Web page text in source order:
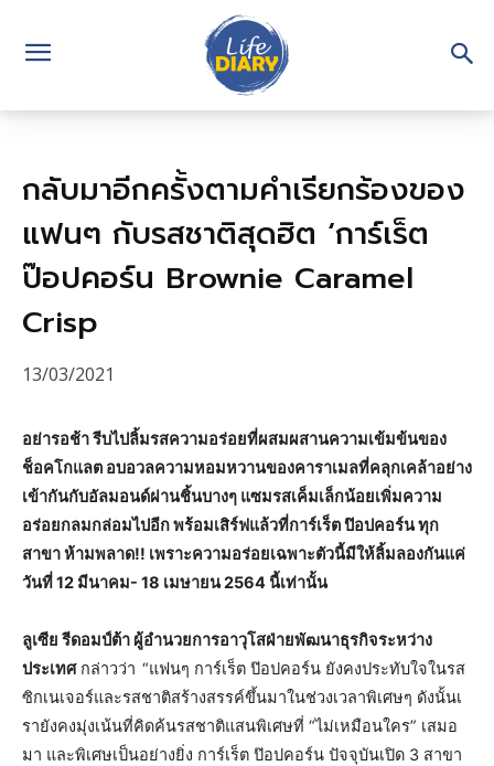
กลับมาอีกครั้งตามคำเรียกร้องของ
แฟนๆ กับรสชาติสุดฮิต ‘การ์เร็ต
ป๊อปคอร์น Brownie Caramel
Crisp
13/03/2021
อย่ารอช้า รีบไปลิ้มรสความอร่อยที่ผสมผสานความเข้มข้นของ
ช็อคโกแลต อบอวลความหอมหวานของคาราเมลที่คลุกเคล้าอย่าง
เข้ากันกับอัลมอนด์ฝานชิ้นบางๆ แซมรสเค็มเล็กน้อยเพิ่มความ
อร่อยกลมกล่อมไปอีก พร้อมเสิร์ฟแล้วที่การ์เร็ต ป๊อปคอร์น ทุก
สาขา ห้ามพลาด!! เพราะความอร่อยเฉพาะตัวนี้มีให้ลิ้มลองกันแค่
วันที่ 12 มีนาคม- 18 เมษายน 2564 นี้เท่านั้น
ลูเซีย รีดอมป์ต้า ผู้อำนวยการอาวุโสฝ่ายพัฒนาธุรกิจระหว่าง
ประเทศกล่าวว่า “แฟนๆ การ์เร็ต ป๊อปคอร์น ยังคงประทับใจในรส
ซิกเนเจอร์และรสชาติสร้างสรรค์ขึ้นมาในช่วงเวลาพิเศษๆ ดังนั้นเ
รายังคงมุ่งเน้นที่คิดค้นรสชาติแสนพิเศษที่ “ไม่เหมือนใคร” เสมอ
มา และพิเศษเป็นอย่างยิ่ง การ์เร็ต ป๊อปคอร์น ปัจจุบันเปิด 3 สาขา